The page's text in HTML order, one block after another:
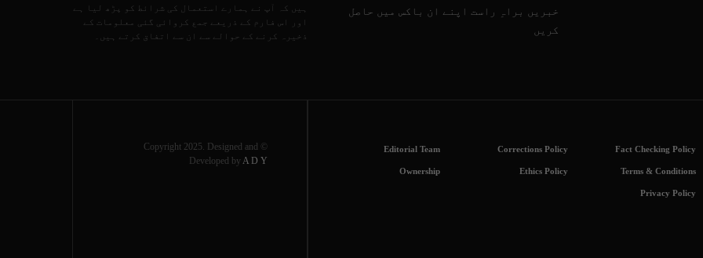
خبریں براہِ راست اپنے ان باکس میں حاصل
کریں
ہیں کہ آپ نے ہمارے استعمال کی شرائط کو پڑھ لیا ہے
اور اس فارم کے ذریعے جمع کروائی گئی معلومات کے
ذخیرہ کرنے کے حوالے سے ان سے اتفاق کرتے ہیں۔
Fact Checking Policy
Corrections Policy
Editorial Team
Terms & Conditions
Ethics Policy
Ownership
Privacy Policy
© Copyright 2025. Designed and
Developed byA D Y